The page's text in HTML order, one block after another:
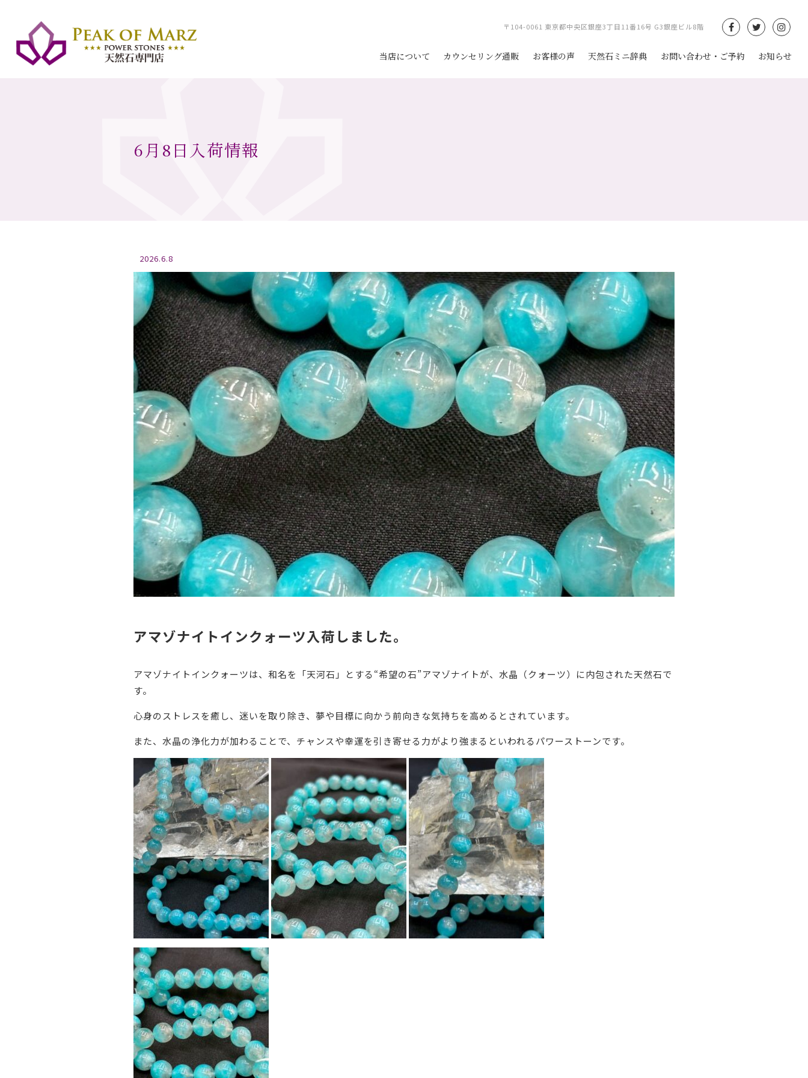
〒104-0061 東京都中央区銀座3丁目11番16号 G3銀座ビル8階
当店について カウンセリング通販 お客様の声 天然石ミニ辞典 お問い合わせ・ご予約 お知らせ
6月8日入荷情報
2026.6.8
アマゾナイトインクォーツ入荷しました。
アマゾナイトインクォーツは、和名を「天河石」とする“希望の石”アマゾナイトが、水晶（クォーツ）に内包された天然石で
す。
心身のストレスを癒し、迷いを取り除き、夢や目標に向かう前向きな気持ちを高めるとされています。
また、水晶の浄化力が加わることで、チャンスや幸運を引き寄せる力がより強まるといわれるパワーストーンです。